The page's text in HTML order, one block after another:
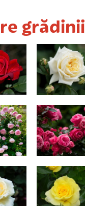
grădinii
Ilse Krohn
Superior
Leonardo
Friesia